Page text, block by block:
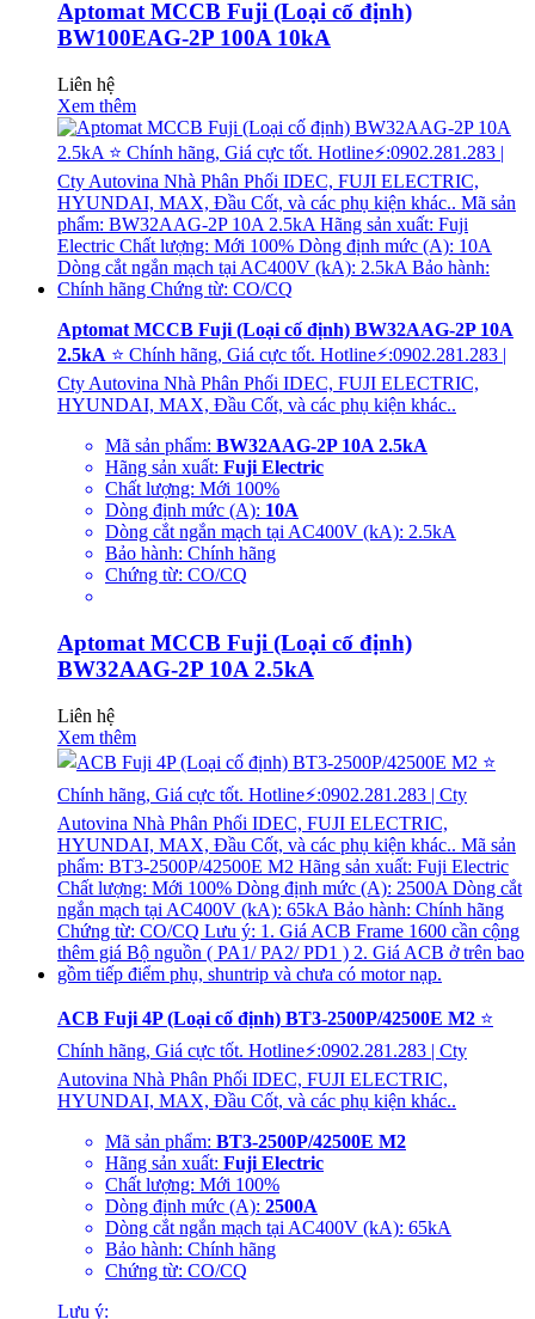
Aptomat MCCB Fuji (Loại cố định)
BW100EAG-2P 100A 10kA
Liên hệ
Xem thêm
Aptomat MCCB Fuji (Loại cố định) BW32AAG-2P 10A
2.5kA ⭐ Chính hãng, Giá cực tốt. Hotline⚡:0902.281.283 |
Cty Autovina Nhà Phân Phối IDEC, FUJI ELECTRIC,
HYUNDAI, MAX, Đầu Cốt, và các phụ kiện khác..
Mã sản phẩm: BW32AAG-2P 10A 2.5kA
Hãng sản xuất: Fuji Electric
Chất lượng: Mới 100%
Dòng định mức (A): 10A
Dòng cắt ngắn mạch tại AC400V (kA): 2.5kA
Bảo hành: Chính hãng
Chứng từ: CO/CQ
Aptomat MCCB Fuji (Loại cố định)
BW32AAG-2P 10A 2.5kA
Liên hệ
Xem thêm
ACB Fuji 4P (Loại cố định) BT3-2500P/42500E M2 ⭐
Chính hãng, Giá cực tốt. Hotline⚡:0902.281.283 | Cty
Autovina Nhà Phân Phối IDEC, FUJI ELECTRIC,
HYUNDAI, MAX, Đầu Cốt, và các phụ kiện khác..
Mã sản phẩm: BT3-2500P/42500E M2
Hãng sản xuất: Fuji Electric
Chất lượng: Mới 100%
Dòng định mức (A): 2500A
Dòng cắt ngắn mạch tại AC400V (kA): 65kA
Bảo hành: Chính hãng
Chứng từ: CO/CQ
Lưu ý: